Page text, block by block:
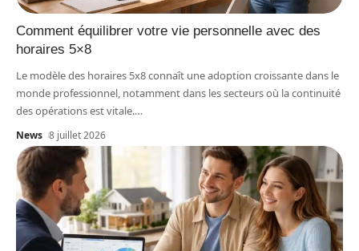
Comment équilibrer votre vie personnelle avec des
horaires 5×8
Le modèle des horaires 5x8 connaît une adoption croissante dans le
monde professionnel, notamment dans les secteurs où la continuité
des opérations est vitale.…
News 8 juillet 2026